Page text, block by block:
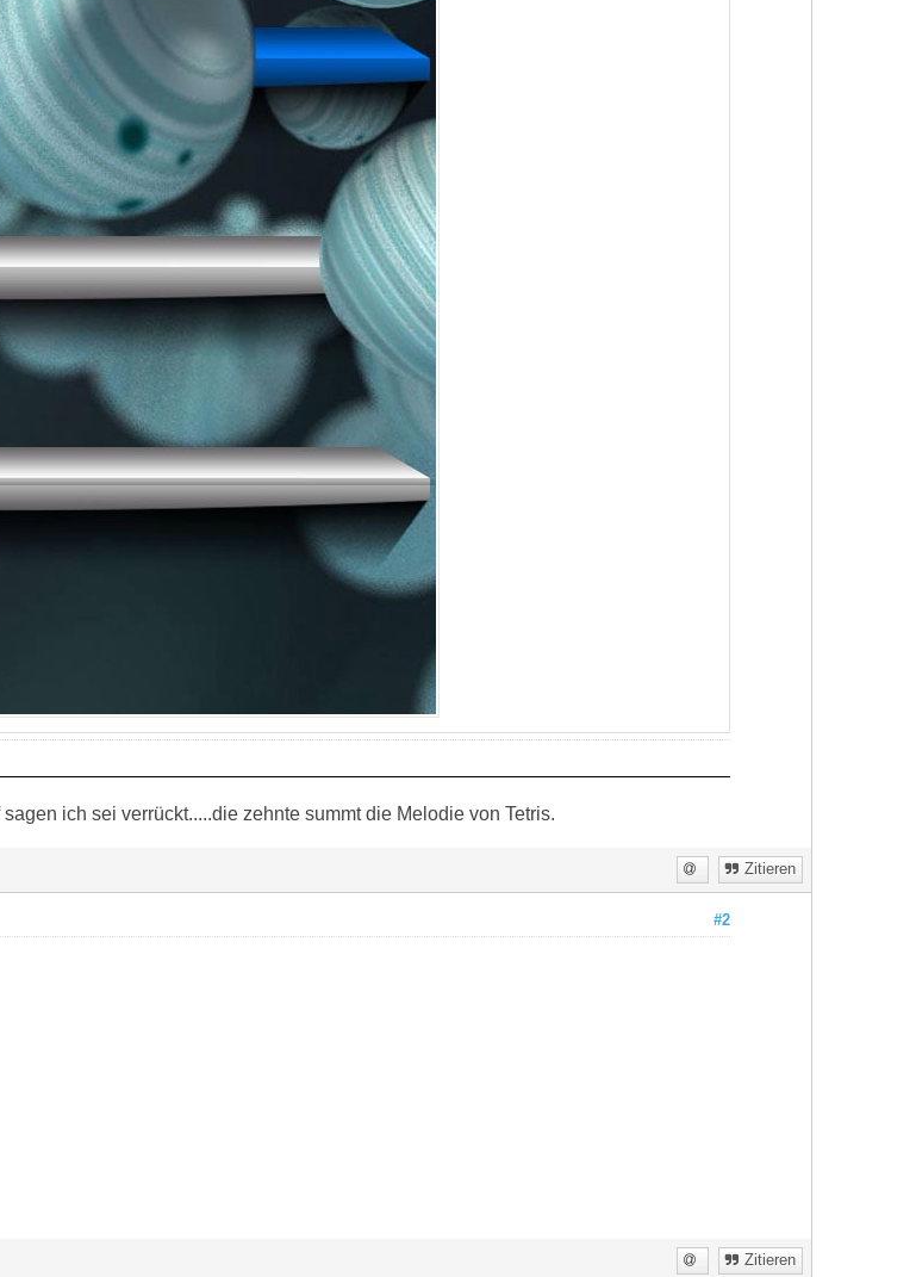
ich sei verrückt.....die zehnte summt die Melodie von Tetris.
Zitieren
#2
Zitieren